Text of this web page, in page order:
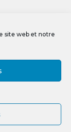
site web et notre
0